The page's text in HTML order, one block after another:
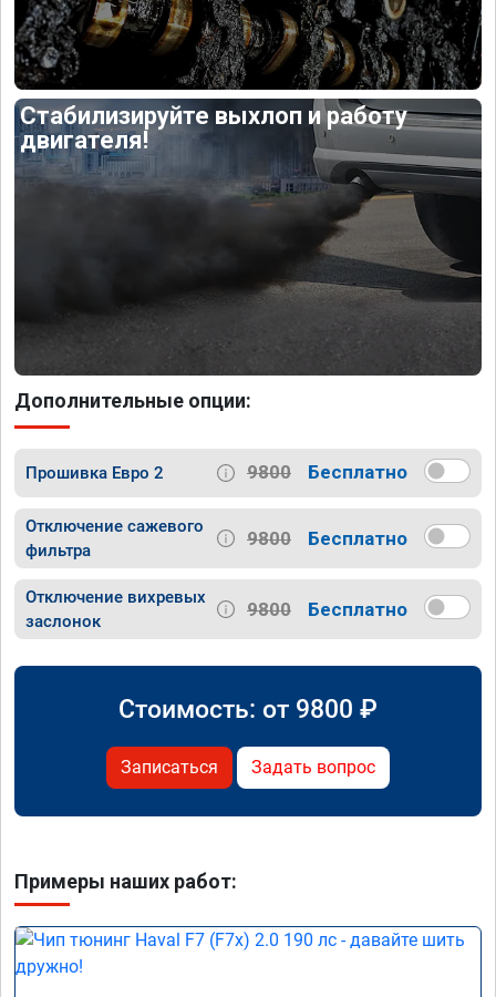
Стабилизируйте выхлоп и работу
двигателя!
Дополнительные опции:
Прошивка Евро 2 9800 Бесплатно
Отключение сажевого
фильтра
9800 Бесплатно
Отключение вихревых
заслонок
9800 Бесплатно
Стоимость: от 9800 ₽
Записаться Задать вопрос
Примеры наших работ: